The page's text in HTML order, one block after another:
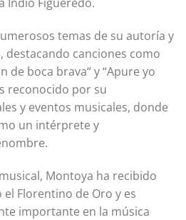
temas de su autoría y
canciones como
de boca brava“ y “Apure yo
reconocido por su
y eventos musicales, donde
un intérprete y
Montoya ha recibido
Florentino de Oro y es
importante en la música